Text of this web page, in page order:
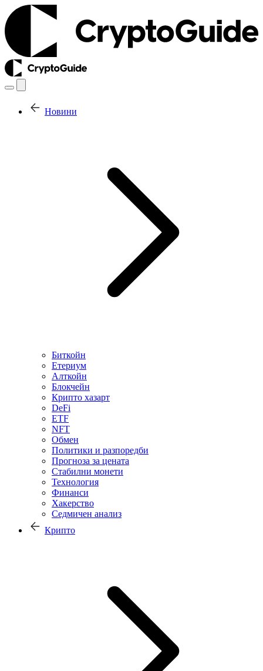
Новини
Биткойн
Етериум
Алткойн
Блокчейн
Крипто хазарт
DeFi
ETF
NFT
Обмен
Политики и разпоредби
Прогноза за цената
Стабилни монети
Технология
Финанси
Хакерство
Седмичен анализ
Крипто